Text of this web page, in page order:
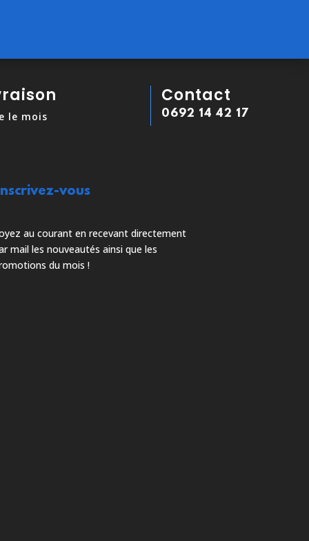
le mois
Contact
0692 14 42 17
vous
au courant en recevant directement
mail les nouveautés ainsi que les
du mois !